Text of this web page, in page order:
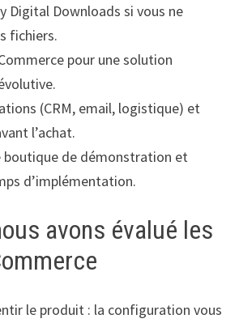
Digital Downloads si vous ne
fichiers.
pour une solution
(CRM, email, logistique) et
l’achat.
boutique de démonstration et
d’implémentation.
avons évalué les
le produit : la configuration vous